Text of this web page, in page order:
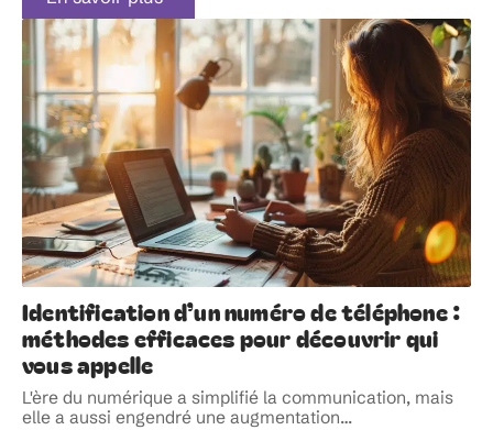
Identification d’un numéro de téléphone :
méthodes efficaces pour découvrir qui
vous appelle
L'ère du numérique a simplifié la communication, mais
elle a aussi engendré une augmentation…